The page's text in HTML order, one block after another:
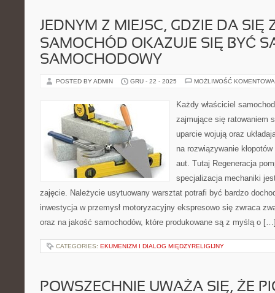
JEDNYM Z MIEJSC, GDZIE DA SIĘ
SAMOCHÓD OKAZUJE SIĘ BYĆ
SAMOCHODOWY
POSTED BY ADMIN GRU - 22 - 2025 MOŻLIWOŚĆ
Każdy właściciel
zajmujące się ratowaniem
uparcie wojują oraz
na rozwiązywanie
aut. Tutaj Regeneracja
specjalizacja mechaniki
zajęcie. Należycie usytuowany warsztat potrafi być bardzo
inwestycja w przemysł motoryzacyjny ekspresowo się zwraca
oraz na jakość samochodów, które produkowane są z myślą o
CATEGORIES: EKUMENIZM I DIALOG MIĘDZYRELIGIJNY
POWSZECHNIE UWAŻA SIĘ, ŻE